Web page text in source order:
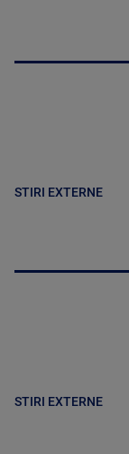
STIRI EXTERNE
STIRI EXTERNE